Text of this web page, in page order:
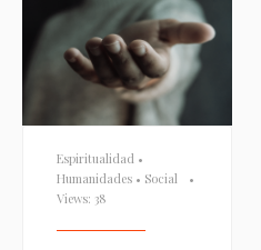
Espiritualidad •
Humanidades • Social
•
Views: 38